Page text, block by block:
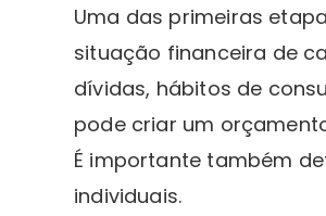
Uma das primeiras
situação financeira de
dívidas, hábitos de
pode criar um
É importante também
individuais.